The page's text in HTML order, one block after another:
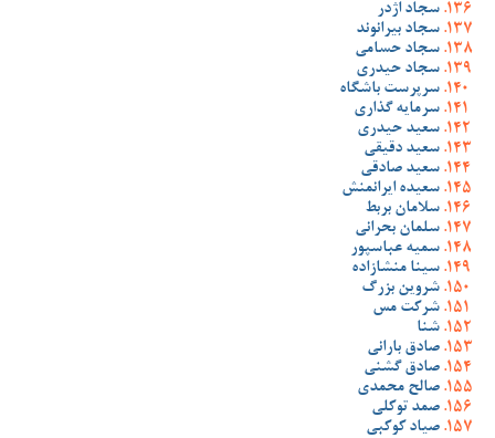
سجاد اژدر
سجاد بیرانوند
سجاد حسامی
سجاد حیدری
سرپرست باشگاه
سرمایه گذاری
سعید حیدری
سعید دقیقی
سعید صادقی
سعیده ایرانمنش
سلامان بربط
سلمان بحرانی
سمیه عباسپور
سینا منشازاده
شروین بزرگ
شرکت مس
شنا
صادق بارانی
صادق گشنی
صالح محمدی
صمد توکلی
صیاد کوکبی